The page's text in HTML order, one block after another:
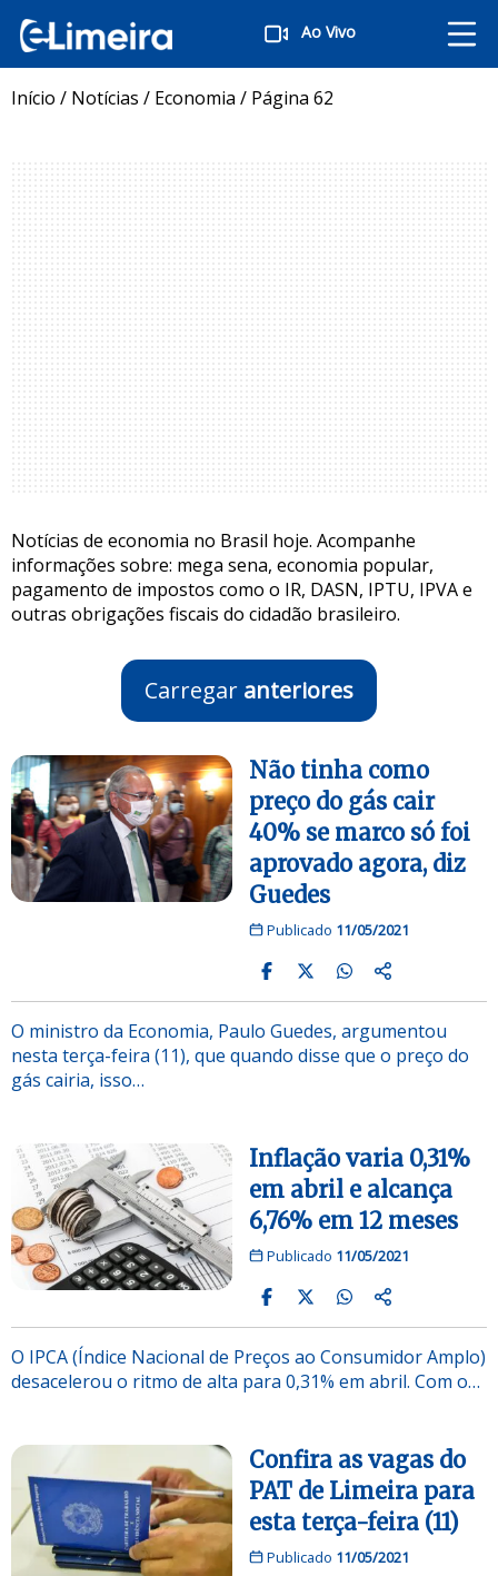
Ao Vivo
Início / Notícias / Economia / Página 62
Notícias de economia no Brasil hoje. Acompanhe
informações sobre: mega sena, economia popular,
pagamento de impostos como o IR, DASN, IPTU, IPVA e
outras obrigações fiscais do cidadão brasileiro.
Carregar anteriores
Não tinha como
preço do gás cair
40% se marco só foi
aprovado agora, diz
Guedes
Publicado 11/05/2021
O ministro da Economia, Paulo Guedes, argumentou
nesta terça-feira (11), que quando disse que o preço do
gás cairia, isso…
Inflação varia 0,31%
em abril e alcança
6,76% em 12 meses
Publicado 11/05/2021
O IPCA (Índice Nacional de Preços ao Consumidor Amplo)
desacelerou o ritmo de alta para 0,31% em abril. Com o…
Confira as vagas do
PAT de Limeira para
esta terça-feira (11)
Publicado 11/05/2021